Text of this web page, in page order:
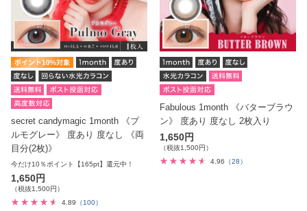
secret candymagic 1month 《プ
ルモグレー》 度あり 度なし 《両
目分(2枚)》
今だけ10％ポイント【165pt】還元中！
1,650円
（税抜1,500円）
4.89 （100）
Fabulous 1month 《バターブラウ
ン》 度あり 度なし 2枚入り
1,650円
（税抜1,500円）
4.96
（28）